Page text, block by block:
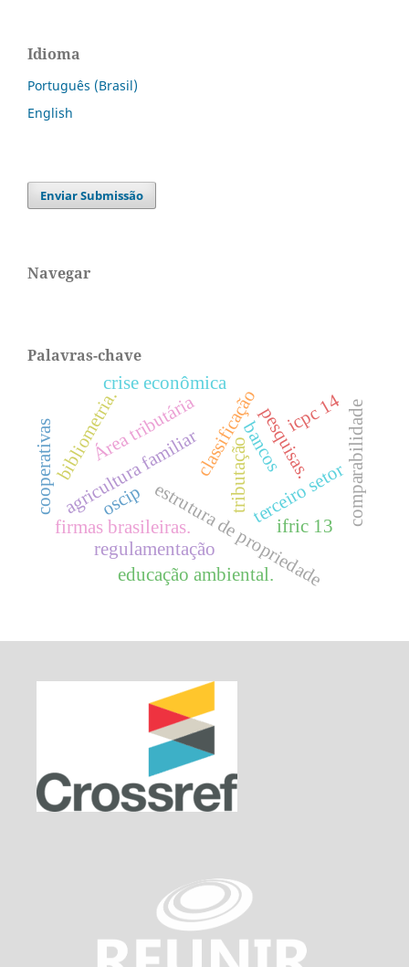
Idioma
Português (Brasil)
English
Enviar Submissão
Navegar
Palavras-chave
classificação
Área tributária
tributação
estrutura de propriedade
firmas brasileiras.
agricultura familiar
bibliometria. bancos
crise econômica
regulamentação
pesquisas.
terceiro setor
oscip
educação ambiental.
ifric 13 comparabilidade
icpc 14
cooperativas